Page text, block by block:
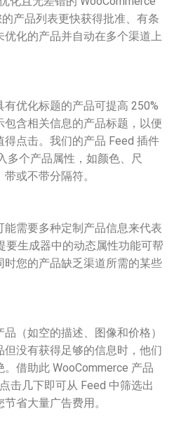
产品列表更快获得批准、有条
化的产品并自动在多个渠道上
优化标题的产品可提高 250%
含相关信息的产品标题，以便
点击。我们的产品 Feed 插件
多个产品属性，如颜色、尺
或不带分隔符。
需要多种定制产品信息来代表
要生成器中的动态属性功能可帮
您的产品缺乏渠道所需的某些
（如空的描述、图像和价格）
没有获得足够的信息时，他们
借助此 WooCommerce 产品
击几下即可从 Feed 中筛选出
省大量广告费用。